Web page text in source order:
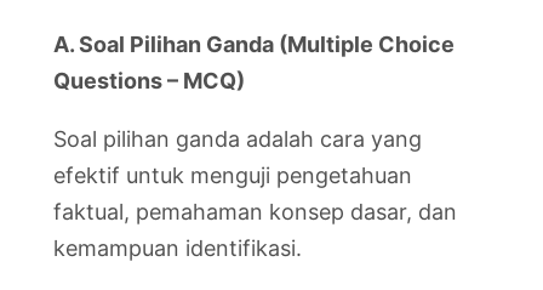
A. Soal Pilihan Ganda (Multiple Choice
Questions – MCQ)
Soal pilihan ganda adalah cara yang
efektif untuk menguji pengetahuan
faktual, pemahaman konsep dasar, dan
kemampuan identifikasi.